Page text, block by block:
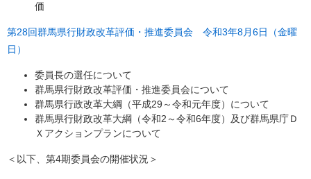
価
第28回群馬県行財政改革評価・推進委員会 令和3年8月6日（金曜
日）
委員長の選任について
群馬県行財政改革評価・推進委員会について
群馬県行政改革大綱（平成29～令和元年度）について
群馬県行財政改革大綱（令和2～令和6年度）及び群馬県庁Ｄ
Ｘアクションプランについて
＜以下、第4期委員会の開催状況＞